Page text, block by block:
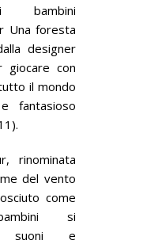
Una foresta
designer
giocare con
il mondo
fantasioso
rinominata
del vento
come
si
suoni e